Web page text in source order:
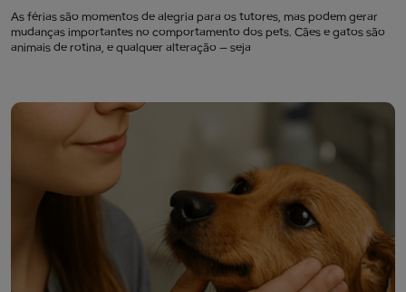
As férias são momentos de alegria para os tutores, mas podem gerar
mudanças importantes no comportamento dos pets. Cães e gatos são
animais de rotina, e qualquer alteração — seja